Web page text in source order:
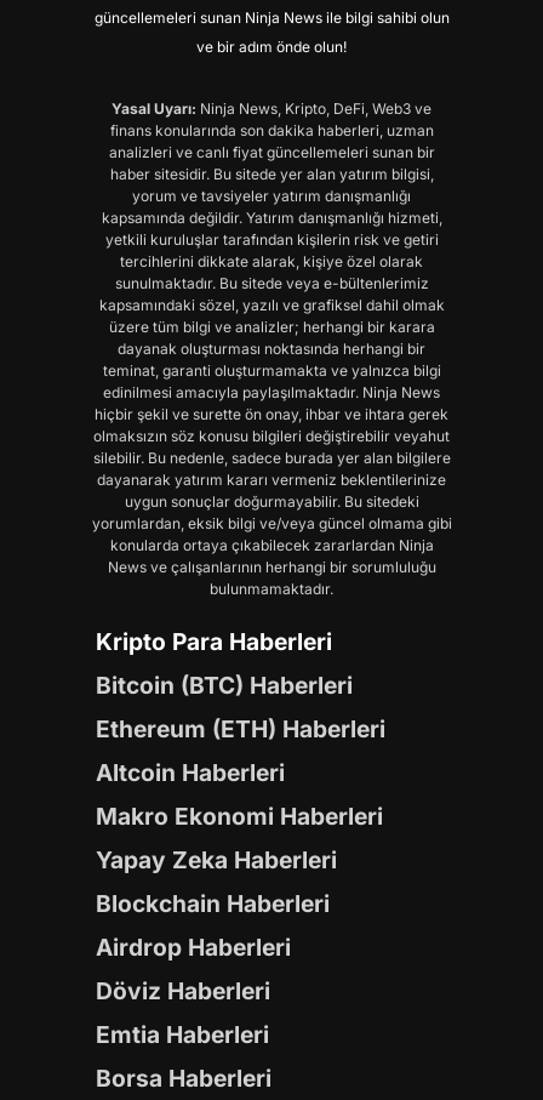
güncellemeleri sunan Ninja News ile bilgi sahibi olun
ve bir adım önde olun!
Yasal Uyarı: Ninja News, Kripto, DeFi, Web3 ve
finans konularında son dakika haberleri, uzman
analizleri ve canlı fiyat güncellemeleri sunan bir
haber sitesidir. Bu sitede yer alan yatırım bilgisi,
yorum ve tavsiyeler yatırım danışmanlığı
kapsamında değildir. Yatırım danışmanlığı hizmeti,
yetkili kuruluşlar tarafından kişilerin risk ve getiri
tercihlerini dikkate alarak, kişiye özel olarak
sunulmaktadır. Bu sitede veya e-bültenlerimiz
kapsamındaki sözel, yazılı ve grafiksel dahil olmak
üzere tüm bilgi ve analizler; herhangi bir karara
dayanak oluşturması noktasında herhangi bir
teminat, garanti oluşturmamakta ve yalnızca bilgi
edinilmesi amacıyla paylaşılmaktadır. Ninja News
hiçbir şekil ve surette ön onay, ihbar ve ihtara gerek
olmaksızın söz konusu bilgileri değiştirebilir veyahut
silebilir. Bu nedenle, sadece burada yer alan bilgilere
dayanarak yatırım kararı vermeniz beklentilerinize
uygun sonuçlar doğurmayabilir. Bu sitedeki
yorumlardan, eksik bilgi ve/veya güncel olmama gibi
konularda ortaya çıkabilecek zararlardan Ninja
News ve çalışanlarının herhangi bir sorumluluğu
bulunmamaktadır.
Kripto Para Haberleri
Bitcoin (BTC) Haberleri
Ethereum (ETH) Haberleri
Altcoin Haberleri
Makro Ekonomi Haberleri
Yapay Zeka Haberleri
Blockchain Haberleri
Airdrop Haberleri
Döviz Haberleri
Emtia Haberleri
Borsa Haberleri